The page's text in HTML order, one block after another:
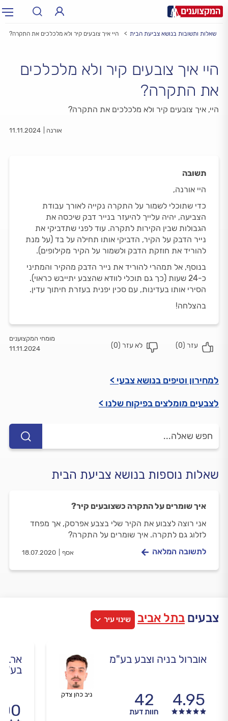
עיר: תל אביב, חיפה…
שאלות ותשובות בנושא צביעת הבית היי איך צובעים קיר ולא מלכלכים את התקרה?
היי איך צובעים קיר ולא מלכלכים
את התקרה?
היי, איך צובעים קיר ולא מלכלכים את התקרה?
אורנה 11.11.2024
תשובה
היי אורנה,
כדי שתוכלי לשמור על התקרה נקייה לאורך עבודת
הצביעה, יהיה עלייך להיעזר בנייר דבק שיכסה את
הגבולות שבין הקירות לתקרה. עוד לפני שתדביקי את
נייר הדבק על הקיר, הדביקי אותו תחילה על בד (על מנת
להוריד את חוזקת הדבק ולשמור על הקיר מקילופים).
בנוסף, אל תמהרי להוריד את נייר הדבק מהקיר והמתיני
כ-24 שעות (כך גם תוכלי לוודא שהצבע יתייבש כראוי).
הסירי אותו בעדינות, עם סכין יפנית בעזרת חיתוך עדין.
בהצלחה!
0
)
0
)
מומחי המקצוענים
11.11.2024
למחירון וטיפים בנושא צבעי >
לצבעים מומלצים בפיקוח שלנו >
שאלות נוספות בנושא צביעת הבית
איך שומרים על התקרה כשצובעים קיר?
אני רוצה לצבוע את הקיר שלי בצבע אפרסק, אך מפחד
לזלוג גם לתקרה. איך שומרים על התקרה?
אסף 18.07.2020 לתשובה המלאה
צבעים בתל אביב שינוי עיר
אוברול בניה וצבע בע"מ
4.95
42
חוות דעת
ניב כהן צדק
בע"מ